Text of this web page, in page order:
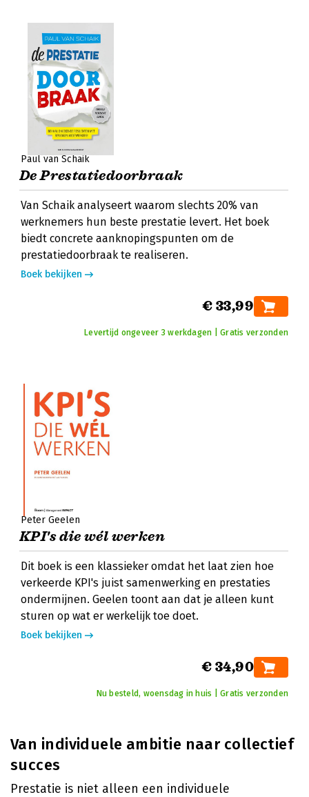
Paul van Schaik
De Prestatiedoorbraak
Van Schaik analyseert waarom slechts 20% van
werknemers hun beste prestatie levert. Het boek
biedt concrete aanknopingspunten om de
prestatiedoorbraak te realiseren.
Boek bekijken
€ 33,99
Levertijd ongeveer 3 werkdagen | Gratis verzonden
Peter Geelen
KPI's die wél werken
Dit boek is een klassieker omdat het laat zien hoe
verkeerde KPI's juist samenwerking en prestaties
ondermijnen. Geelen toont aan dat je alleen kunt
sturen op wat er werkelijk toe doet.
Boek bekijken
€ 34,90
Nu besteld, woensdag in huis | Gratis verzonden
Van individuele ambitie naar collectief
succes
Prestatie is niet alleen een individuele